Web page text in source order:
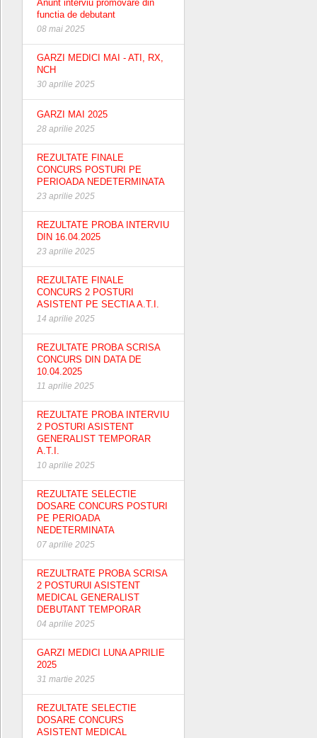
Anunt interviu promovare din
functia de debutant
08 mai 2025
GARZI MEDICI MAI - ATI, RX,
NCH
30 aprilie 2025
GARZI MAI 2025
28 aprilie 2025
REZULTATE FINALE
CONCURS POSTURI PE
PERIOADA NEDETERMINATA
23 aprilie 2025
REZULTATE PROBA INTERVIU
DIN 16.04.2025
23 aprilie 2025
REZULTATE FINALE
CONCURS 2 POSTURI
ASISTENT PE SECTIA A.T.I.
14 aprilie 2025
REZULTATE PROBA SCRISA
CONCURS DIN DATA DE
10.04.2025
11 aprilie 2025
REZULTATE PROBA INTERVIU
2 POSTURI ASISTENT
GENERALIST TEMPORAR
A.T.I.
10 aprilie 2025
REZULTATE SELECTIE
DOSARE CONCURS POSTURI
PE PERIOADA
NEDETERMINATA
07 aprilie 2025
REZULTRATE PROBA SCRISA
2 POSTURUI ASISTENT
MEDICAL GENERALIST
DEBUTANT TEMPORAR
04 aprilie 2025
GARZI MEDICI LUNA APRILIE
2025
31 martie 2025
REZULTATE SELECTIE
DOSARE CONCURS
ASISTENT MEDICAL